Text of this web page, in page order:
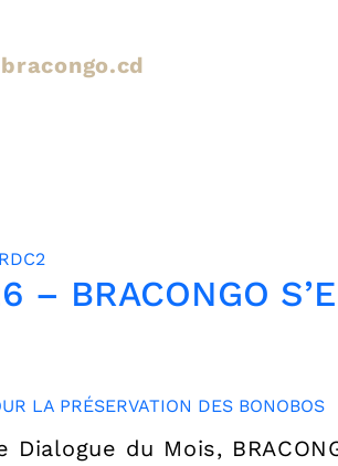
RDC2
du Mois,